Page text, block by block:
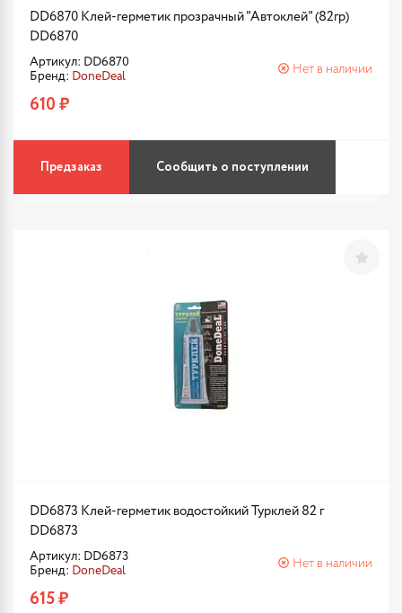
DD6870 Клей-герметик прозрачный "Автоклей" (82гр)
DD6870
Артикул: DD6870
Бренд: DoneDeal
Нет в наличии
610 ₽
Предзаказ Сообщить о поступлении
DD6873 Клей-герметик водостойкий Турклей 82 г
DD6873
Артикул: DD6873
Бренд: DoneDeal
Нет в наличии
615 ₽